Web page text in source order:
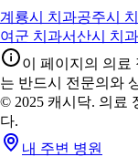
계룡시 치과공주시
여군 치과서산시 치과
이 페이지의 의료
는 반드시 전문의와
© 2025 캐시닥. 의료
다.
내 주변 병원